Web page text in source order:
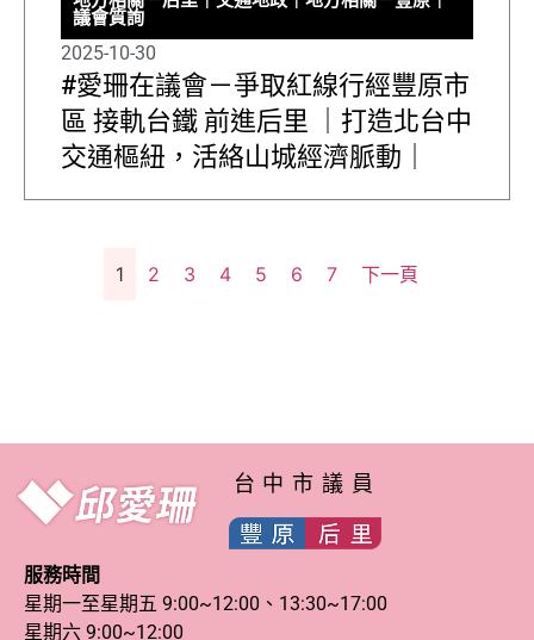
議會質詢
2025-10-30
#愛珊在議會－爭取紅線行經豐原市
區 接軌台鐵 前進后里 ｜打造北台中
交通樞紐，活絡山城經濟脈動｜
1 2 3 4 5 6 7 下一頁
台中市議員
服務時間
星期一至星期五 9:00~12:00、13:30~17:00
星期六 9:00~12:00